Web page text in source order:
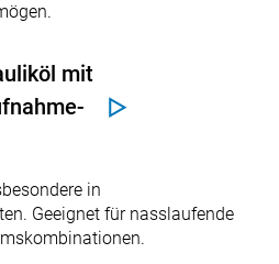
mit
in
Geeignet für nasslaufende